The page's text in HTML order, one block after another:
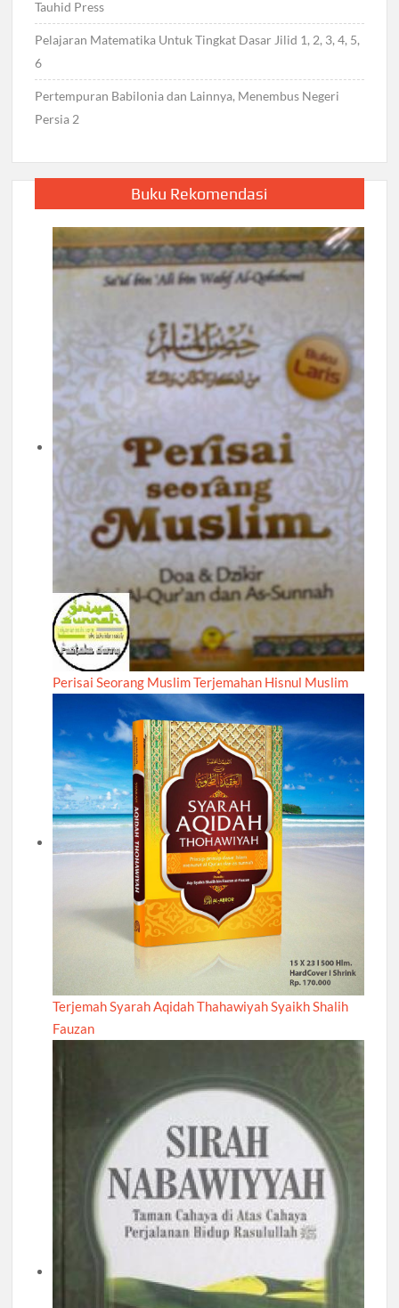
Tauhid Press
Pelajaran Matematika Untuk Tingkat Dasar Jilid 1, 2, 3, 4, 5,
6
Pertempuran Babilonia dan Lainnya, Menembus Negeri
Persia 2
Buku Rekomendasi
Perisai Seorang Muslim Terjemahan Hisnul Muslim
Terjemah Syarah Aqidah Thahawiyah Syaikh Shalih
Fauzan